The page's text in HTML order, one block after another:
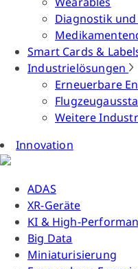
Diagnostik
Smart Cards &
Industrielösungen
Erneuerbare
Weitere
Innovation
ADAS
XR-Geräte
KI & High-
Big Data
Miniaturisierung